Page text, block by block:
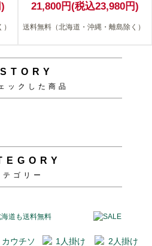
21,800円(税込23,980円)
送料無料（北海道・沖縄・離島除く）
ックした商品
テゴリー